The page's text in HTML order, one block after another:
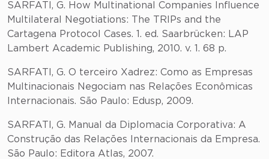
SARFATI, G. How Multinational Companies Influence
Multilateral Negotiations: The TRIPs and the
Cartagena Protocol Cases. 1. ed. Saarbrücken: LAP
Lambert Academic Publishing, 2010. v. 1. 68 p.
SARFATI, G. O terceiro Xadrez: Como as Empresas
Multinacionais Negociam nas Relações Econômicas
Internacionais. São Paulo: Edusp, 2009.
SARFATI, G. Manual da Diplomacia Corporativa: A
Construção das Relações Internacionais da Empresa.
São Paulo: Editora Atlas, 2007.